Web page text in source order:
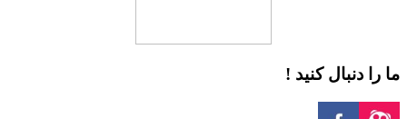
ما را دنبال کنید !